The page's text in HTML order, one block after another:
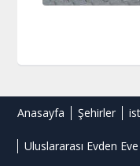
Anasayfa Şehirler
Uluslararası Evden